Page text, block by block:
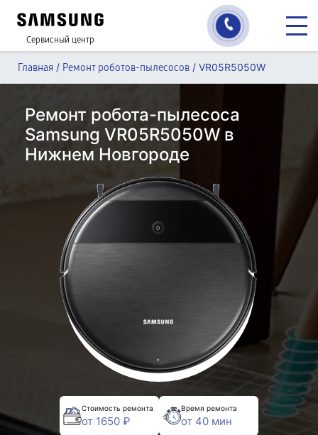
Сервисный центр
Главная / Ремонт роботов-пылесосов / VR05R5050W
Ремонт робота-пылесоса
Samsung VR05R5050W в
Нижнем Новгороде
Стоимость ремонта
от 1650 ₽
Время ремонта
от 40 мин